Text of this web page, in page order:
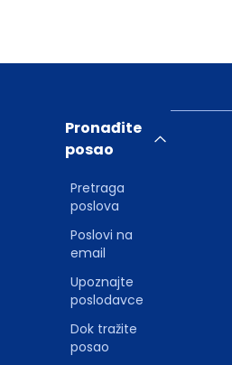
Pronađite
posao
Pretraga
poslova
Poslovi na
email
Upoznajte
poslodavce
Dok tražite
posao